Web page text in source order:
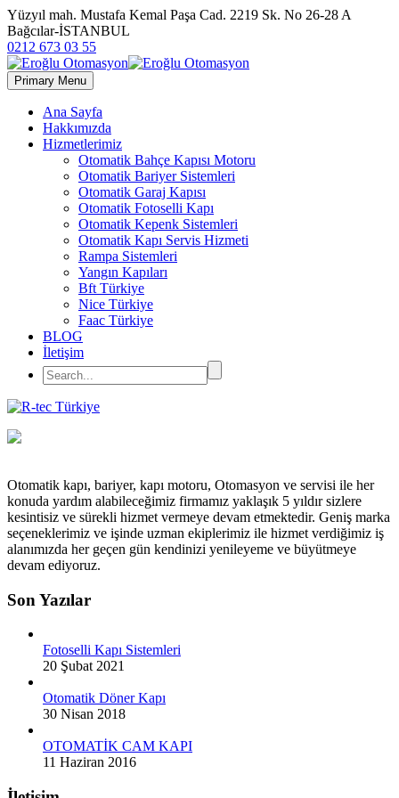
Yüzyıl mah. Mustafa Kemal Paşa Cad. 2219 Sk. No 26-28 A
Bağcılar-İSTANBUL
0212 673 03 55
Primary Menu
Ana Sayfa
Hakkımızda
Hizmetlerimiz
Otomatik Bahçe Kapısı Motoru
Otomatik Bariyer Sistemleri
Otomatik Garaj Kapısı
Otomatik Fotoselli Kapı
Otomatik Kepenk Sistemleri
Otomatik Kapı Servis Hizmeti
Rampa Sistemleri
Yangın Kapıları
Bft Türkiye
Nice Türkiye
Faac Türkiye
BLOG
İletişim
Otomatik kapı, bariyer, kapı motoru, Otomasyon ve servisi ile her
konuda yardım alabileceğimiz firmamız yaklaşık 5 yıldır sizlere
kesintisiz ve sürekli hizmet vermeye devam etmektedir. Geniş marka
seçeneklerimiz ve işinde uzman ekiplerimiz ile hizmet verdiğimiz iş
alanımızda her geçen gün kendinizi yenileyeme ve büyütmeye
devam ediyoruz.
Son Yazılar
Fotoselli Kapı Sistemleri
20 Şubat 2021
Otomatik Döner Kapı
30 Nisan 2018
OTOMATİK CAM KAPI
11 Haziran 2016